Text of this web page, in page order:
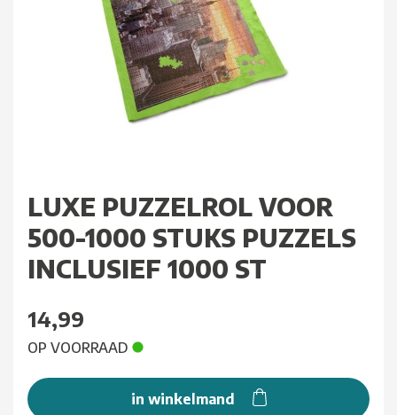
LUXE PUZZELROL VOOR
500-1000 STUKS PUZZELS
INCLUSIEF 1000 ST
14,99
OP VOORRAAD
in winkelmand